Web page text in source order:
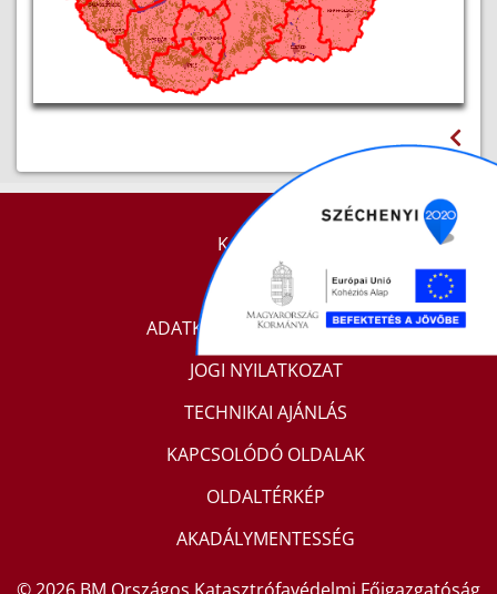
KAPCSOLAT
IMPRESSZUM
ADATKEZELÉSI TÁJÉKOZTATÓ
JOGI NYILATKOZAT
TECHNIKAI AJÁNLÁS
KAPCSOLÓDÓ OLDALAK
OLDALTÉRKÉP
AKADÁLYMENTESSÉG